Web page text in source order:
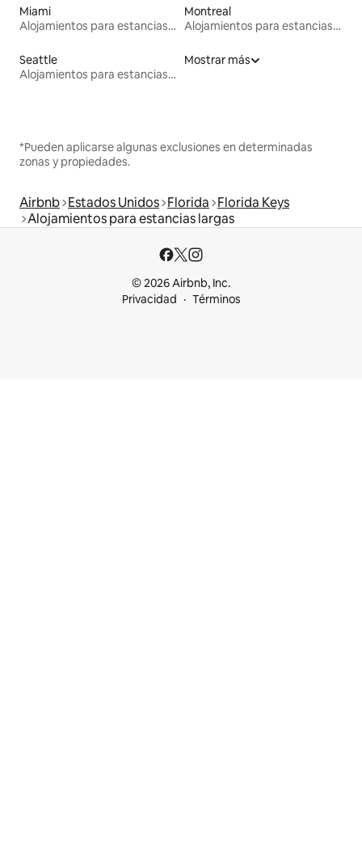
Miami
Alojamientos para estancias largas
Montreal
Alojamientos para estancias largas
Seattle
Alojamientos para estancias largas
Mostrar más
*Pueden aplicarse algunas exclusiones en determinadas
zonas y propiedades.
Airbnb Estados Unidos Florida Florida Keys
Alojamientos para estancias largas
© 2026 Airbnb, Inc.
Privacidad
Términos